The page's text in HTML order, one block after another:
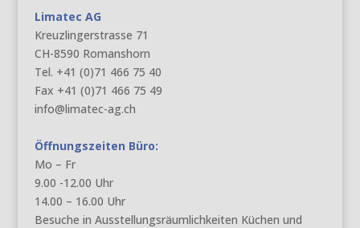
Limatec AG
Kreuzlingerstrasse 71
CH-8590 Romanshorn
Tel. +41 (0)71 466 75 40
Fax +41 (0)71 466 75 49
info@limatec-ag.ch
Öffnungszeiten Büro:
Mo – Fr
9.00 -12.00 Uhr
14.00 – 16.00 Uhr
Besuche in Ausstellungsräumlichkeiten Küchen und